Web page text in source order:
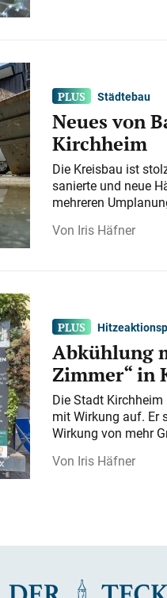
Städtebau
Neues von
Kirchheim
Die Kreisbau ist
sanierte und neue
mehreren
Iris Häfner
Abkühlung
Zimmer“ in
Die Stadt
mit Wirkung auf. Er
Wirkung von mehr
Iris Häfner